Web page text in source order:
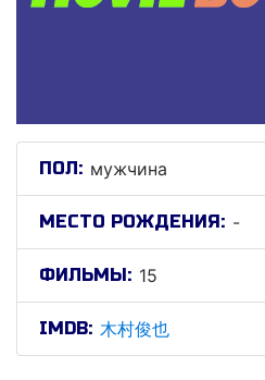
ПОЛ: мужчина
МЕСТО РОЖДЕНИЯ: -
ФИЛЬМЫ: 15
IMDB: 木村俊也